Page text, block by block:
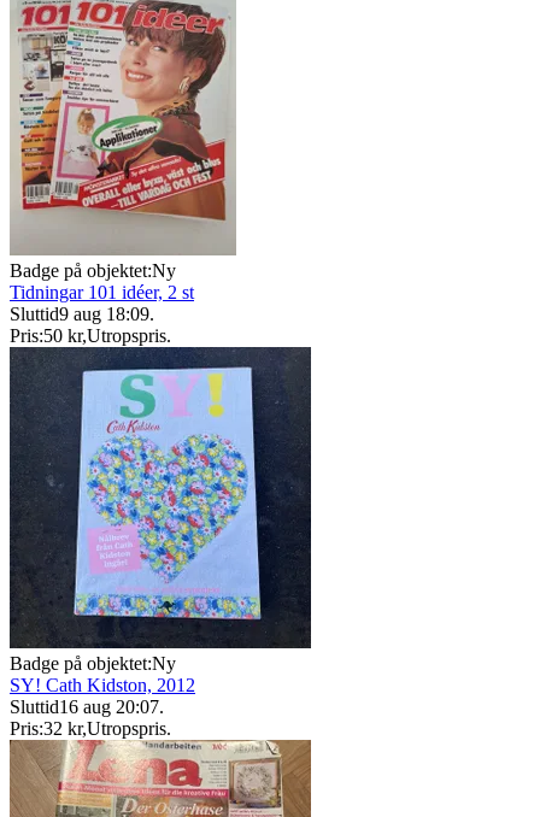
Badge på objektet:Ny
Tidningar 101 idéer, 2 st
Sluttid9 aug 18:09.
Pris:50 kr,Utropspris.
Badge på objektet:Ny
SY! Cath Kidston, 2012
Sluttid16 aug 20:07.
Pris:32 kr,Utropspris.